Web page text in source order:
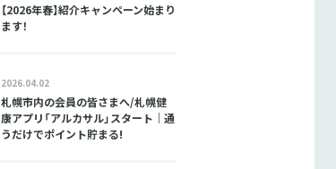
【2026年春】紹介キャンペーン始まり
ます！
2026.04.02
札幌市内の会員の皆さまへ/札幌健
康アプリ「アルカサル」スタート｜通
うだけでポイント貯まる!